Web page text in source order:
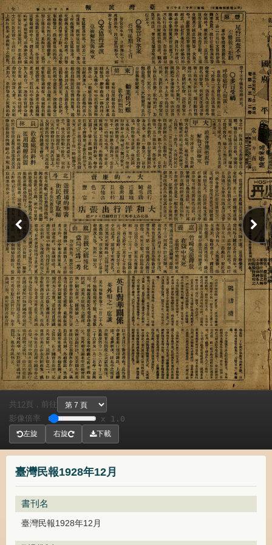
臺灣民報1928年12月
書刊名
臺灣民報1928年12月
共 12頁， 前往
影像倍率
x 1.0
左旋 右旋 下載